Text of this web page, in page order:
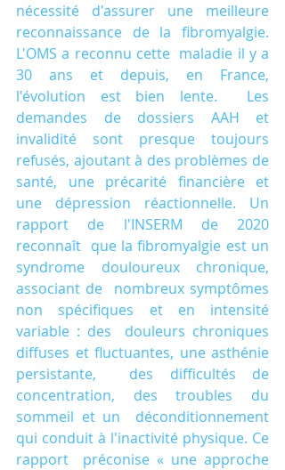
nécessité d'assurer une meilleure
reconnaissance de la fibromyalgie.
L'OMS a reconnu cette  maladie il y a
30 ans et depuis, en France,
l'évolution est bien lente.  Les
demandes de dossiers AAH et
invalidité sont presque toujours
refusés, ajoutant à des problèmes de
santé, une précarité financière et
une dépression réactionnelle. Un
rapport de l'INSERM de 2020
reconnaît  que la fibromyalgie est un
syndrome douloureux chronique,
associant de  nombreux symptômes
non spécifiques et en intensité
variable : des  douleurs chroniques
diffuses et fluctuantes, une asthénie
persistante,  des difficultés de
concentration, des troubles du
sommeil et un  déconditionnement
qui conduit à l'inactivité physique. Ce
rapport  préconise « une approche